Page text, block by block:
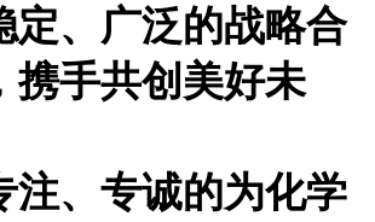
定、广泛的战略合
携手共创美好未
注、专诚的为化学